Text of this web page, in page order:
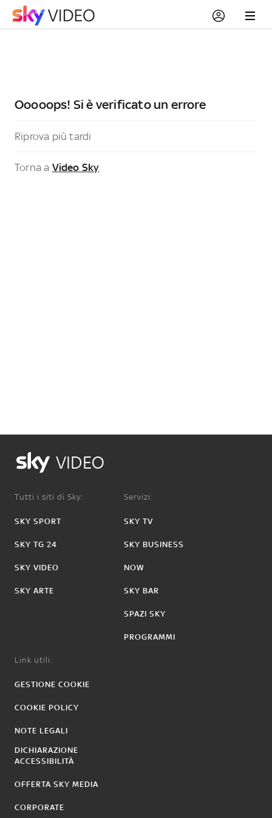
Ooooops! Si è verificato un errore
Riprova più tardi
Torna a Video Sky
VIDEO
Tutti i siti di Sky:
SKY SPORT
SKY TG 24
SKY VIDEO
SKY ARTE
Servizi:
SKY TV
SKY BUSINESS
NOW
SKY BAR
SPAZI SKY
PROGRAMMI
Link utili:
GESTIONE COOKIE
COOKIE POLICY
NOTE LEGALI
DICHIARAZIONE
ACCESSIBILITÀ
OFFERTA SKY MEDIA
CORPORATE